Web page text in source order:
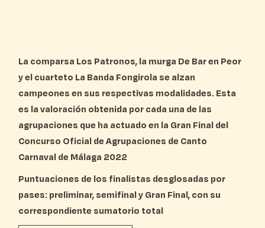
La comparsa Los Patronos, la murga De Bar en Peor
y el cuarteto La Banda Fongirola se alzan
campeones en sus respectivas modalidades. Esta
es la valoración obtenida por cada una de las
agrupaciones que ha actuado en la Gran Final del
Concurso Oficial de Agrupaciones de Canto
Carnaval de Málaga 2022
Puntuaciones de los finalistas desglosadas por
pases: preliminar, semifinal y Gran Final, con su
correspondiente sumatorio total